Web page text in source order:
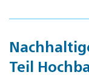
Teil